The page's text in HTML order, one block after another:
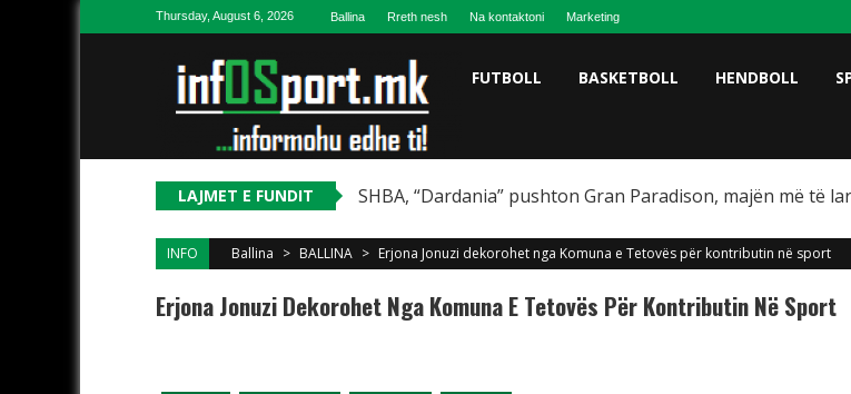
Skip to contentThursday, August 6, 2026 Ballina Rreth nesh Na kontaktoni Marketing
FUTBOLL BASKETBOLL HENDBOLL
LAJMET E FUNDIT SHBA, “Dardania” pushton Gran Paradison, majën më të
INFO Ballina > BALLINA > Erjona Jonuzi dekorohet nga Komuna e Tetovës për kontributin në sport
Erjona Jonuzi Dekorohet Nga Komuna E Tetovës Për Kontributin Në Sport